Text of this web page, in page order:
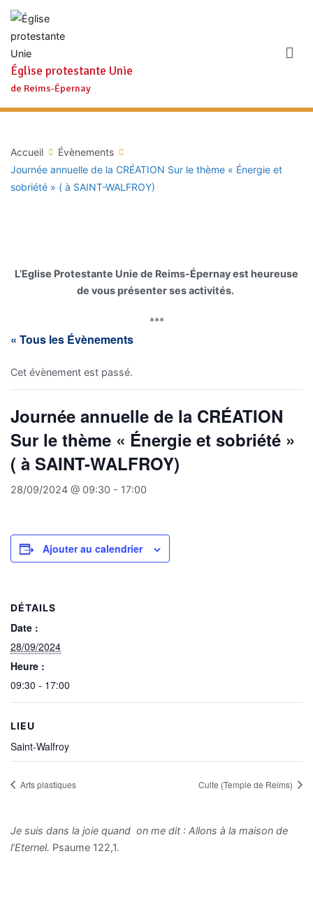
Aller
contenu
Église protestante Unie
de Reims-Épernay
Accueil
Évènements
Journée annuelle de la CRÉATION Sur le thème « Énergie et
sobriété » ( à SAINT-WALFROY)
L’Eglise Protestante Unie de Reims-Épernay est heureuse
de vous présenter ses activités.
***
« Tous les Évènements
Cet évènement est passé.
Journée annuelle de la CRÉATION
Sur le thème « Énergie et sobriété »
( à SAINT-WALFROY)
28/09/2024 @ 09:30 - 17:00
Ajouter au calendrier
DÉTAILS
Date :
28/09/2024
Heure :
09:30 - 17:00
LIEU
Saint-Walfroy
Arts plastiques Culte (Temple de Reims)
Je suis dans la joie quand on me dit : Allons à la maison de
l’Eternel. Psaume 122,1.